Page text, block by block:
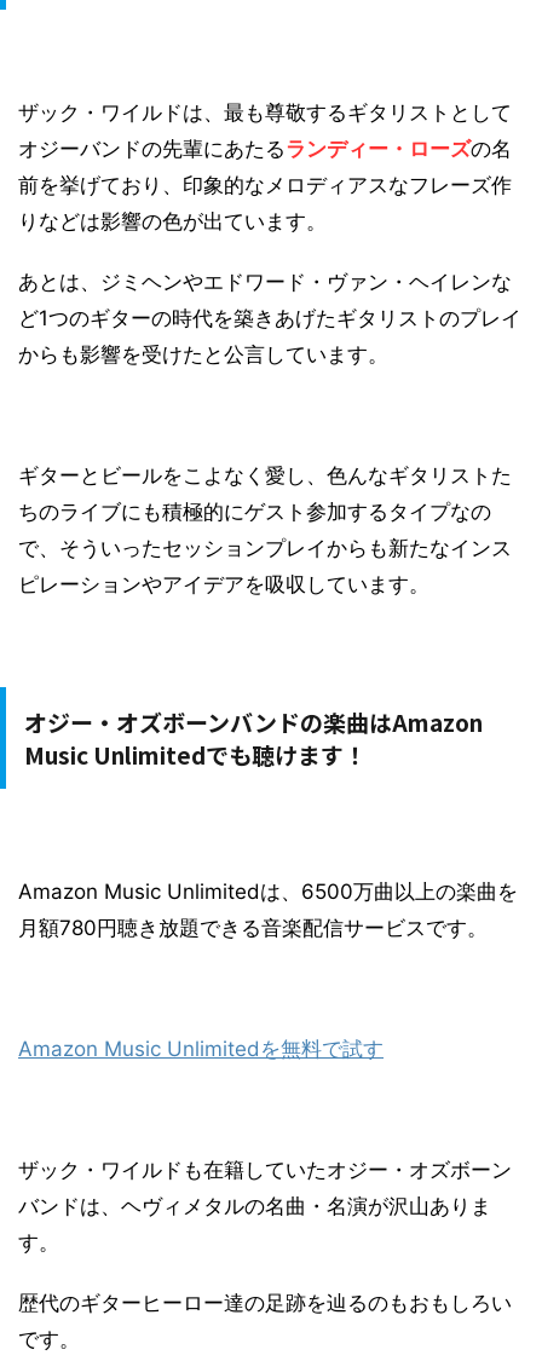
ザック・ワイルドは、最も尊敬するギタリストとして
オジーバンドの先輩にあたるランディー・ローズの名
前を挙げており、印象的なメロディアスなフレーズ作
りなどは影響の色が出ています。
あとは、ジミヘンやエドワード・ヴァン・ヘイレンな
ど1つのギターの時代を築きあげたギタリストのプレイ
からも影響を受けたと公言しています。
ギターとビールをこよなく愛し、色んなギタリストた
ちのライブにも積極的にゲスト参加するタイプなの
で、そういったセッションプレイからも新たなインス
ピレーションやアイデアを吸収しています。
オジー・オズボーンバンドの楽曲はAmazon
Music Unlimitedでも聴けます！
Amazon Music Unlimitedは、6500万曲以上の楽曲を
月額780円聴き放題できる音楽配信サービスです。
Amazon Music Unlimitedを無料で試す
ザック・ワイルドも在籍していたオジー・オズボーン
バンドは、ヘヴィメタルの名曲・名演が沢山ありま
す。
歴代のギターヒーロー達の足跡を辿るのもおもしろい
です。